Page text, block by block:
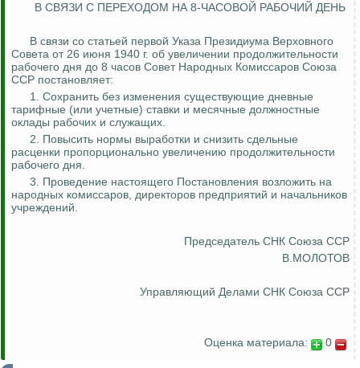
В СВЯЗИ С ПЕРЕХОДОМ НА 8-ЧАСОВОЙ РАБОЧИЙ ДЕНЬ
В связи со статьей первой Указа Президиума Верховного
Совета от 26 июня 1940 г. об увеличении продолжительности
рабочего дня до 8 часов Совет Народных Комиссаров Союза
ССР постановляет:
1. Сохранить без изменения существующие дневные
тарифные (или учетные) ставки и месячные должностные
оклады рабочих и служащих.
2. Повысить нормы выработки и снизить сдельные
расценки пропорционально увеличению продолжительности
рабочего дня.
3. Проведение настоящего Постановления возложить на
народных комиссаров, директоров предприятий и начальников
учреждений.
Председатель СНК Союза ССР
В.МОЛОТОВ
Управляющий Делами СНК Союза ССР
Оценка материала: 0